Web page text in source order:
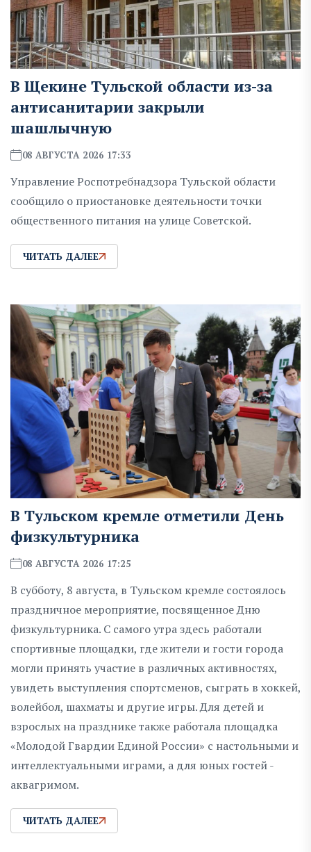
В Щекине Тульской области из-за
антисанитарии закрыли
шашлычную
08 АВГУСТА 2026 17:33
Управление Роспотребнадзора Тульской области
сообщило о приостановке деятельности точки
общественного питания на улице Советской.
ЧИТАТЬ ДАЛЕЕ
В Тульском кремле отметили День
физкультурника
08 АВГУСТА 2026 17:25
В субботу, 8 августа, в Тульском кремле состоялось
праздничное мероприятие, посвященное Дню
физкультурника. С самого утра здесь работали
спортивные площадки, где жители и гости города
могли принять участие в различных активностях,
увидеть выступления спортсменов, сыграть в хоккей,
волейбол, шахматы и другие игры. Для детей и
взрослых на празднике также работала площадка
«Молодой Гвардии Единой России» с настольными и
интеллектуальными играми, а для юных гостей -
аквагримом.
ЧИТАТЬ ДАЛЕЕ